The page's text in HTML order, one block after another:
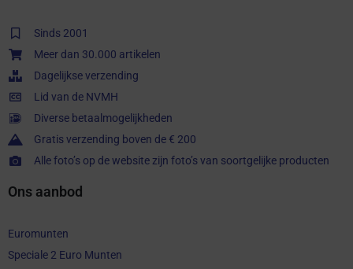
Sinds 2001
Meer dan 30.000 artikelen
Dagelijkse verzending
Lid van de NVMH
Diverse betaalmogelijkheden
Gratis verzending boven de € 200
Alle foto’s op de website zijn foto’s van soortgelijke producten
Ons aanbod
Euromunten
Speciale 2 Euro Munten